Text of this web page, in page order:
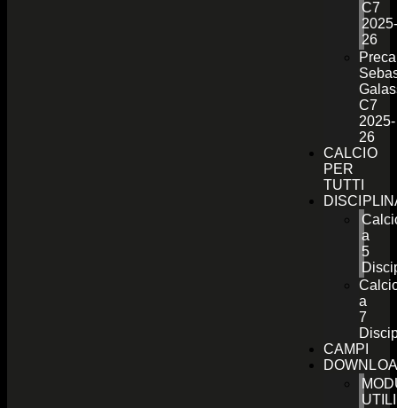
C7
2025-
26
C7
2025-
26
CALCIO
PER
TUTTI
a
5
a
7
CAMPI
UTILI